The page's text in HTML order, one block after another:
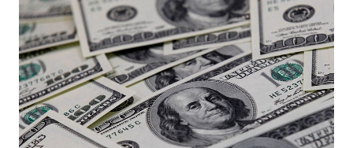
assim, ser premiado com confiança global. Enquanto o
mundo […]